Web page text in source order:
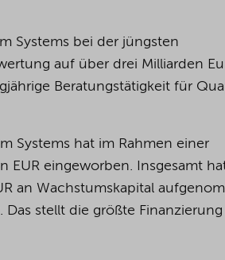
Systems bei der jüngsten
auf über drei Milliarden
Beratungstätigkeit für
Systems hat im Rahmen einer
EUR eingeworben. Insgesamt
an Wachstumskapital
stellt die größte Finanzierung